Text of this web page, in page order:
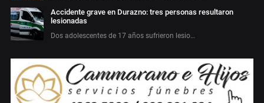
Accidente grave en Durazno: tres personas resultaron
lesionadas
Dos adolescentes de 17 años sufrieron lesio…